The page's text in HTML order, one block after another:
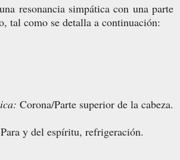
resonancia simpática con una parte
tal como se detalla a continuación:
Corona/Parte superior de la cabeza.
Para y del espíritu, refrigeración.